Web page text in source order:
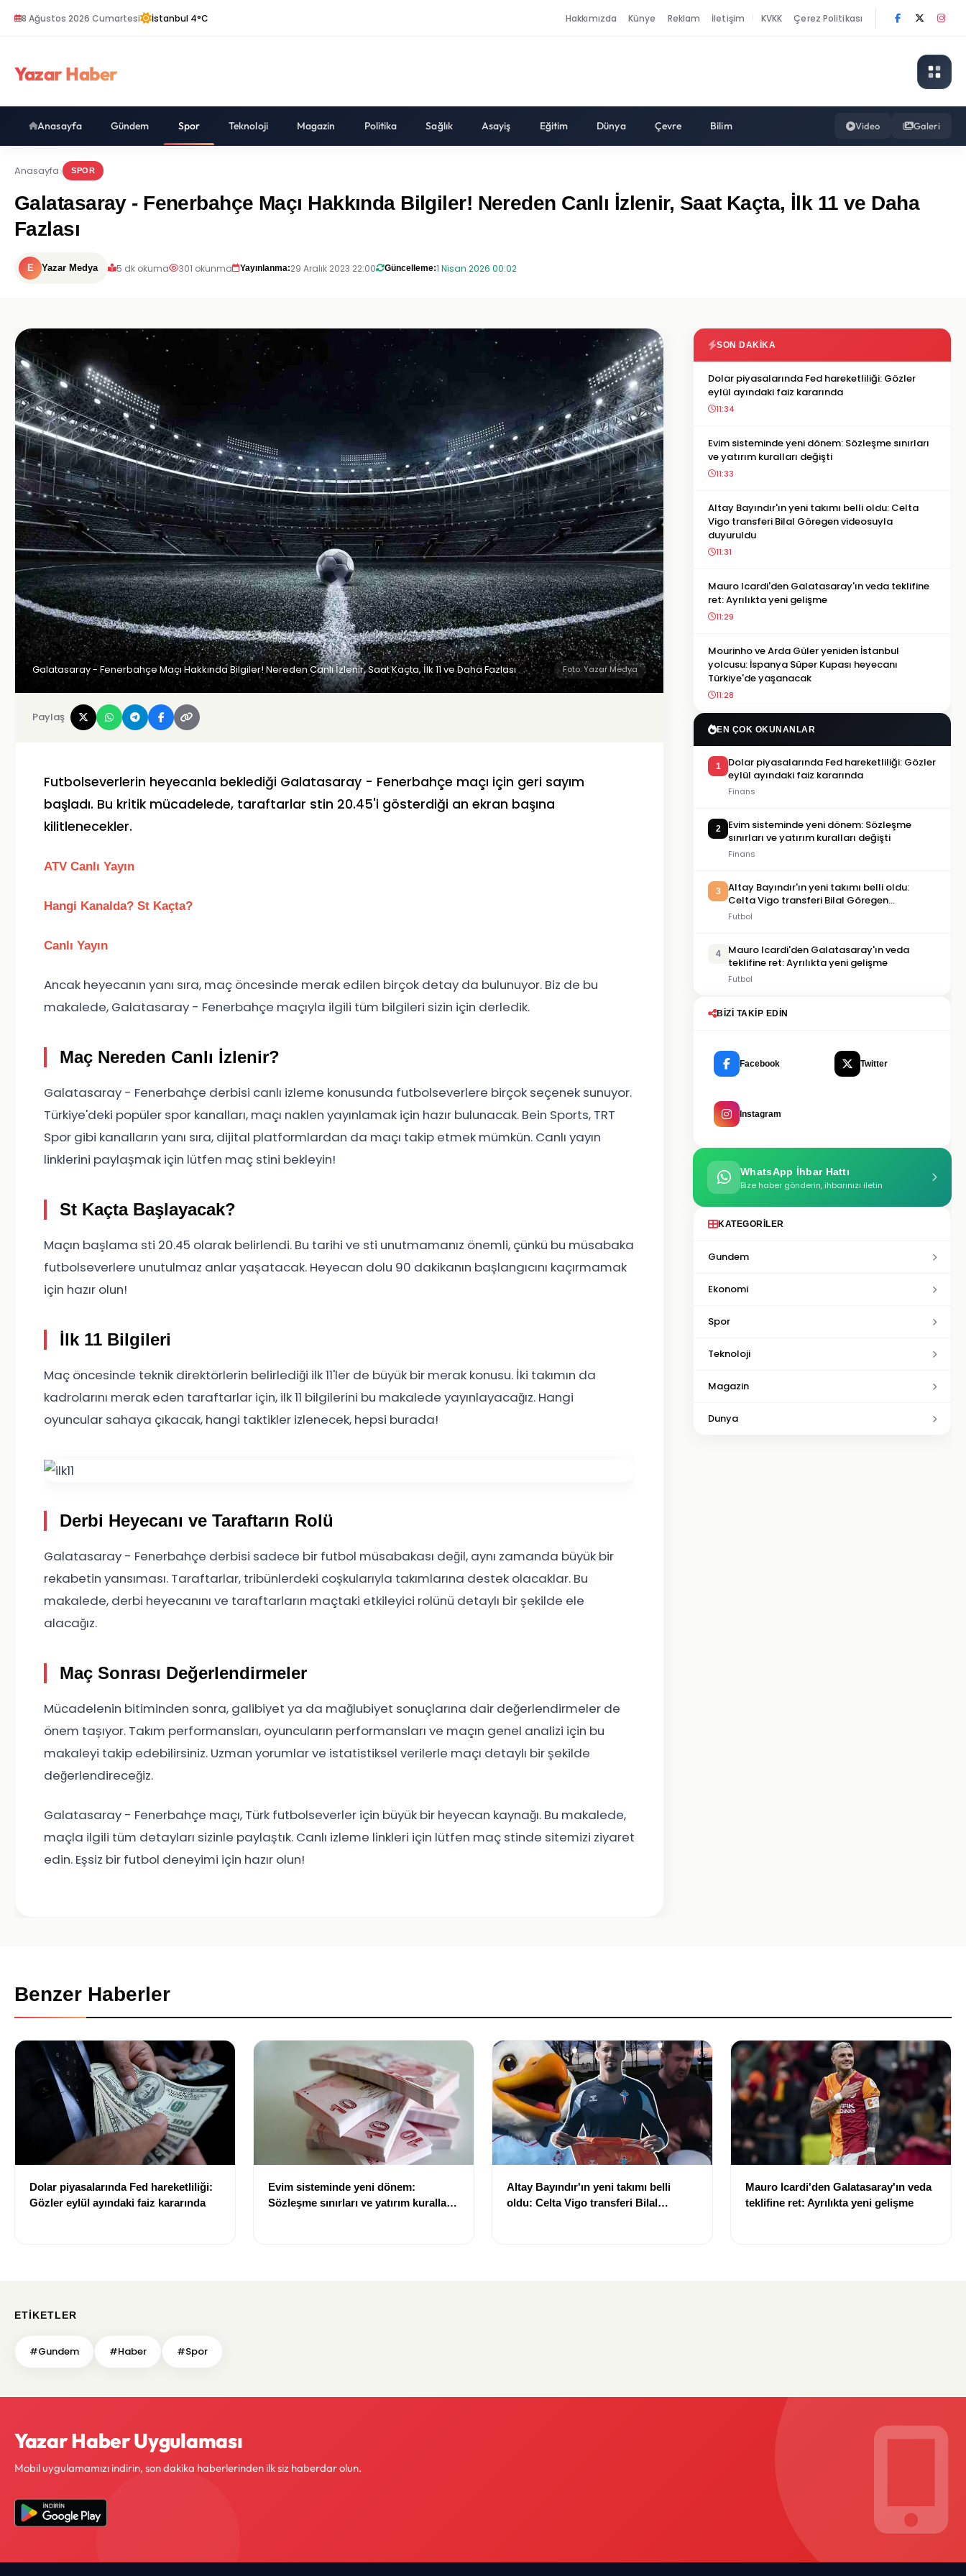
8 Ağustos 2026 Cumartesi İstanbul 4°C Hakkımızda Künye Reklam İletişim KVKK Çerez Politikası
Yazar Haber
Anasayfa Gündem Spor Teknoloji Magazin Politika Sağlık Asayiş Eğitim Dünya Çevre Bilim Video Galeri
Anasayfa SPOR
Galatasaray - Fenerbahçe Maçı Hakkında Bilgiler! Nereden Canlı İzlenir, Saat Kaçta, İlk 11 ve Daha
Fazlası
E Yazar Medya 5 dk okuma 301 okunma Yayınlanma:29 Aralık 2023 22:00 Güncelleme:1 Nisan 2026 00:02
Galatasaray - Fenerbahçe Maçı Hakkında Bilgiler! Nereden Canlı İzlenir, Saat Kaçta, İlk 11 ve Daha Fazlası Foto: Yazar Medya
Paylaş
Futbolseverlerin heyecanla beklediği Galatasaray - Fenerbahçe maçı için geri sayım
başladı. Bu kritik mücadelede, taraftarlar stin 20.45'i gösterdiği an ekran başına
kilitlenecekler.
ATV Canlı Yayın
Hangi Kanalda? St Kaçta?
Canlı Yayın
Ancak heyecanın yanı sıra, maç öncesinde merak edilen birçok detay da bulunuyor. Biz de bu
makalede, Galatasaray - Fenerbahçe maçıyla ilgili tüm bilgileri sizin için derledik.
Maç Nereden Canlı İzlenir?
Galatasaray - Fenerbahçe derbisi canlı izleme konusunda futbolseverlere birçok seçenek sunuyor.
Türkiye'deki popüler spor kanalları, maçı naklen yayınlamak için hazır bulunacak. Bein Sports, TRT
Spor gibi kanalların yanı sıra, dijital platformlardan da maçı takip etmek mümkün. Canlı yayın
linklerini paylaşmak için lütfen maç stini bekleyin!
St Kaçta Başlayacak?
Maçın başlama sti 20.45 olarak belirlendi. Bu tarihi ve sti unutmamanız önemli, çünkü bu müsabaka
futbolseverlere unutulmaz anlar yaşatacak. Heyecan dolu 90 dakikanın başlangıcını kaçırmamak
için hazır olun!
İlk 11 Bilgileri
Maç öncesinde teknik direktörlerin belirlediği ilk 11'ler de büyük bir merak konusu. İki takımın da
kadrolarını merak eden taraftarlar için, ilk 11 bilgilerini bu makalede yayınlayacağız. Hangi
oyuncular sahaya çıkacak, hangi taktikler izlenecek, hepsi burada!
Derbi Heyecanı ve Taraftarın Rolü
Galatasaray - Fenerbahçe derbisi sadece bir futbol müsabakası değil, aynı zamanda büyük bir
rekabetin yansıması. Taraftarlar, tribünlerdeki coşkularıyla takımlarına destek olacaklar. Bu
makalede, derbi heyecanını ve taraftarların maçtaki etkileyici rolünü detaylı bir şekilde ele
alacağız.
Maç Sonrası Değerlendirmeler
Mücadelenin bitiminden sonra, galibiyet ya da mağlubiyet sonuçlarına dair değerlendirmeler de
önem taşıyor. Takım performansları, oyuncuların performansları ve maçın genel analizi için bu
makaleyi takip edebilirsiniz. Uzman yorumlar ve istatistiksel verilerle maçı detaylı bir şekilde
değerlendireceğiz.
Galatasaray - Fenerbahçe maçı, Türk futbolseverler için büyük bir heyecan kaynağı. Bu makalede,
maçla ilgili tüm detayları sizinle paylaştık. Canlı izleme linkleri için lütfen maç stinde sitemizi ziyaret
edin. Eşsiz bir futbol deneyimi için hazır olun!
SON DAKIKA
Dolar piyasalarında Fed hareketliliği: Gözler
eylül ayındaki faiz kararında
11:34
Evim sisteminde yeni dönem: Sözleşme sınırları
ve yatırım kuralları değişti
11:33
Altay Bayındır'ın yeni takımı belli oldu: Celta
Vigo transferi Bilal Göregen videosuyla
duyuruldu
11:31
Mauro Icardi'den Galatasaray'ın veda teklifine
ret: Ayrılıkta yeni gelişme
11:29
Mourinho ve Arda Güler yeniden İstanbul
yolcusu: İspanya Süper Kupası heyecanı
Türkiye'de yaşanacak
11:28
EN ÇOK OKUNANLAR
1
Dolar piyasalarında Fed hareketliliği: Gözler
eylül ayındaki faiz kararında
Finans
2
Evim sisteminde yeni dönem: Sözleşme
sınırları ve yatırım kuralları değişti
Finans
3
Altay Bayındır'ın yeni takımı belli oldu:
Celta Vigo transferi Bilal Göregen
videosuyla duyuruldu
Futbol
4
Mauro Icardi'den Galatasaray'ın veda
teklifine ret: Ayrılıkta yeni gelişme
Futbol
BIZI TAKIP EDIN
Facebook Twitter
Instagram
WhatsApp İhbar Hattı
Bize haber gönderin, ihbarınızı iletin
KATEGORILER
Gundem
Ekonomi
Spor
Teknoloji
Magazin
Dunya
Benzer Haberler
Dolar piyasalarında Fed hareketliliği:
Gözler eylül ayındaki faiz kararında
Evim sisteminde yeni dönem:
Sözleşme sınırları ve yatırım kuralları
Altay Bayındır'ın yeni takımı belli
oldu: Celta Vigo transferi Bilal
Mauro Icardi'den Galatasaray'ın veda
teklifine ret: Ayrılıkta yeni gelişme
ETIKETLER
#Gundem #Haber #Spor
Yazar Haber Uygulaması
Mobil uygulamamızı indirin, son dakika haberlerinden ilk siz haberdar olun.